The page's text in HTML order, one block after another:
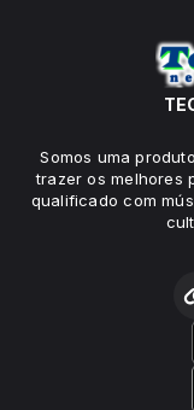
Somos uma
trazer os melhores
qualificado com